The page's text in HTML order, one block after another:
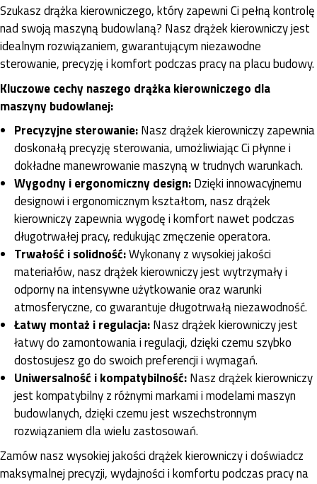
Szukasz drążka kierowniczego, który zapewni Ci pełną kontrolę
nad swoją maszyną budowlaną? Nasz drążek kierowniczy jest
idealnym rozwiązaniem, gwarantującym niezawodne
sterowanie, precyzję i komfort podczas pracy na placu budowy.
Kluczowe cechy naszego drążka kierowniczego dla
maszyny budowlanej:
Precyzyjne sterowanie:Nasz drążek kierowniczy zapewnia
doskonałą precyzję sterowania, umożliwiając Ci płynne i
dokładne manewrowanie maszyną w trudnych warunkach.
Wygodny i ergonomiczny design:Dzięki innowacyjnemu
designowi i ergonomicznym kształtom, nasz drążek
kierowniczy zapewnia wygodę i komfort nawet podczas
długotrwałej pracy, redukując zmęczenie operatora.
Trwałość i solidność:Wykonany z wysokiej jakości
materiałów, nasz drążek kierowniczy jest wytrzymały i
odporny na intensywne użytkowanie oraz warunki
atmosferyczne, co gwarantuje długotrwałą niezawodność.
Łatwy montaż i regulacja:Nasz drążek kierowniczy jest
łatwy do zamontowania i regulacji, dzięki czemu szybko
dostosujesz go do swoich preferencji i wymagań.
Uniwersalność i kompatybilność:Nasz drążek kierowniczy
jest kompatybilny z różnymi markami i modelami maszyn
budowlanych, dzięki czemu jest wszechstronnym
rozwiązaniem dla wielu zastosowań.
Zamów nasz wysokiej jakości drążek kierowniczy i doświadcz
maksymalnej precyzji, wydajności i komfortu podczas pracy na